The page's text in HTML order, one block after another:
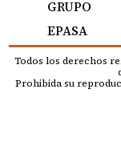
GRUPO
EPASA
Todos los derechos
Prohibida su